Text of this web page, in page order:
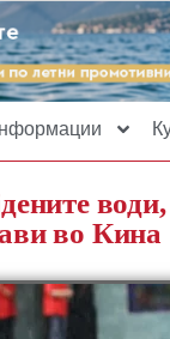
во Кина